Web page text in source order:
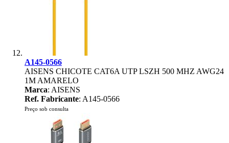
A145-0566
AISENS CHICOTE CAT6A UTP LSZH 500 MHZ AWG24
1M AMARELO
Marca: AISENS
Ref. Fabricante: A145-0566
Preço sob consulta